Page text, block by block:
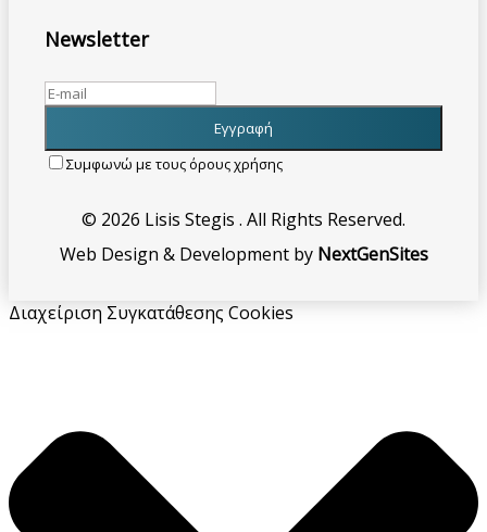
Newsletter
Συμφωνώ με τους όρους χρήσης
© 2026 Lisis Stegis . All Rights Reserved.
Web Design & Development by NextGenSites
Διαχείριση Συγκατάθεσης Cookies